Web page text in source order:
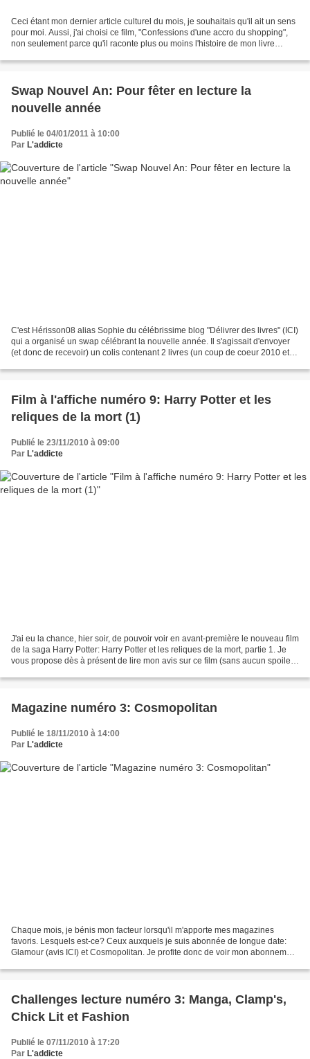
Ceci étant mon dernier article culturel du mois, je souhaitais qu'il ait un sens
pour moi. Aussi, j'ai choisi ce film, "Confessions d'une accro du shopping",
non seulement parce qu'il raconte plus ou moins l'histoire de mon livre
Swap Nouvel An: Pour fêter en lecture la
nouvelle année
Publié le 04/01/2011 à 10:00
Par L'addicte
C'est Hérisson08 alias Sophie du célébrissime blog "Délivrer des livres" (ICI)
qui a organisé un swap célébrant la nouvelle année. Il s'agissait d'envoyer
(et donc de recevoir) un colis contenant 2 livres (un coup de coeur 2010 et
Film à l'affiche numéro 9: Harry Potter et les
reliques de la mort (1)
Publié le 23/11/2010 à 09:00
Par L'addicte
J'ai eu la chance, hier soir, de pouvoir voir en avant-première le nouveau film
de la saga Harry Potter: Harry Potter et les reliques de la mort, partie 1. Je
vous propose dès à présent de lire mon avis sur ce film (sans aucun spoiler)
Magazine numéro 3: Cosmopolitan
Publié le 18/11/2010 à 14:00
Par L'addicte
Chaque mois, je bénis mon facteur lorsqu'il m'apporte mes magazines
favoris. Lesquels est-ce? Ceux auxquels je suis abonnée de longue date:
Glamour (avis ICI) et Cosmopolitan. Je profite donc de voir mon abonnement
Challenges lecture numéro 3: Manga, Clamp's,
Chick Lit et Fashion
Publié le 07/11/2010 à 17:20
Par L'addicte